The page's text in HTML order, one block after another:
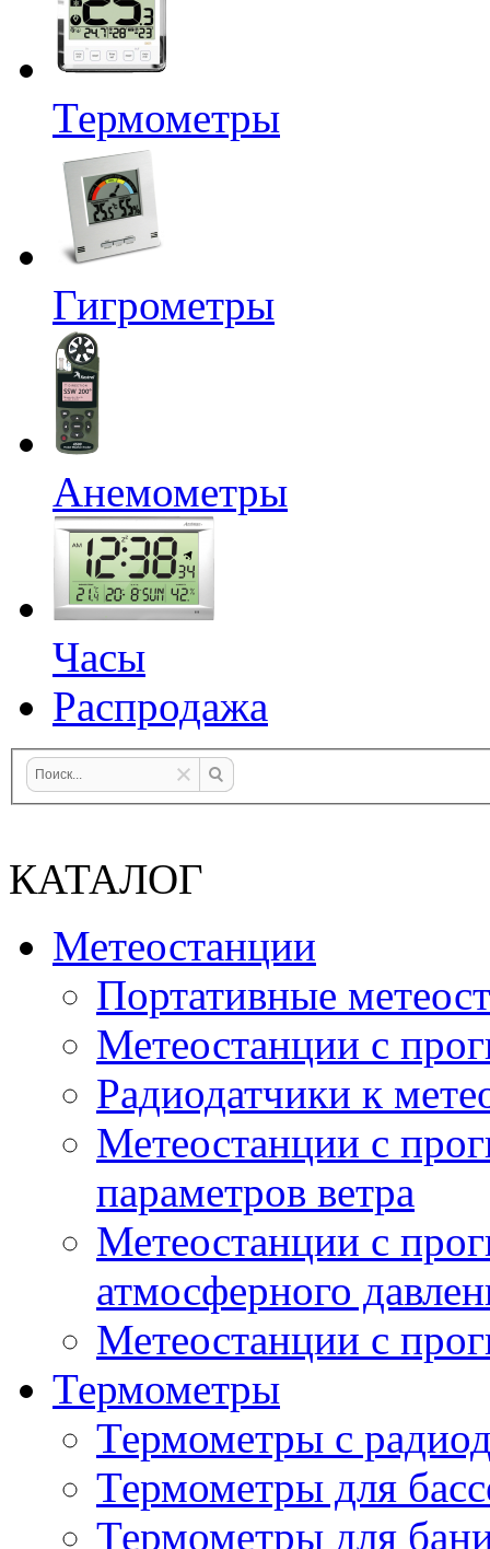
Термометры
Гигрометры
Анемометры
Часы
Распродажа
КАТАЛОГ
Метеостанции
Портативные
Метеостанции с
Радиодатчики к
Метеостанции с
параметров ветра
Метеостанции с
атмосферного
Метеостанции с
Термометры
Термометры с
Термометры для
Термометры для